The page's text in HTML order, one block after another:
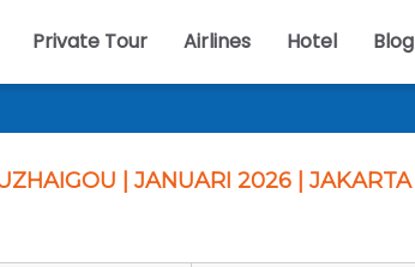
Private Tour Airlines Hotel Blog
| JANUARI 2026 | JAKARTA